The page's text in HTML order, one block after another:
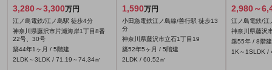
3,280～3,300万円
江ノ島電鉄/江ノ島駅 徒歩4分
神奈川県藤沢市片瀬海岸1丁目8番
22号、30号
築44年1ヶ月 / 5階建
2LDK～3LDK / 71.19～74.34㎡
1,590万円
小田急電鉄江ノ島線/善行駅 徒歩13
分
神奈川県藤沢市立石1丁目19
築52年5ヶ月 / 5階建
2LDK / 60.52㎡
2,980～
江ノ島電鉄/江
神奈川県藤沢
築55年 / 8階建
1K～1SLDK /